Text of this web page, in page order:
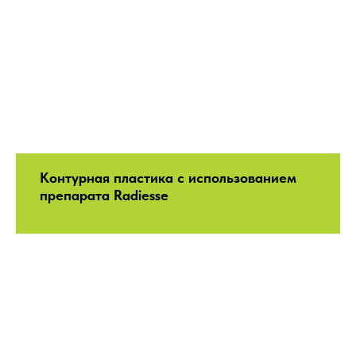
Контурная пластика с использованием
препарата Radiesse